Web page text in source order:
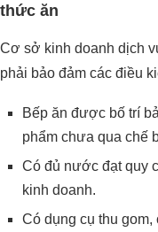
thức ăn
Cơ sở kinh doanh dịch
phải bảo đảm các điều
Bếp ăn được bố trí
phẩm chưa qua chế
Có đủ nước đạt quy
kinh doanh.
Có dụng cụ thu